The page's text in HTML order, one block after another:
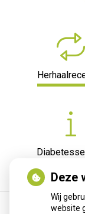
Deze
Wij
website